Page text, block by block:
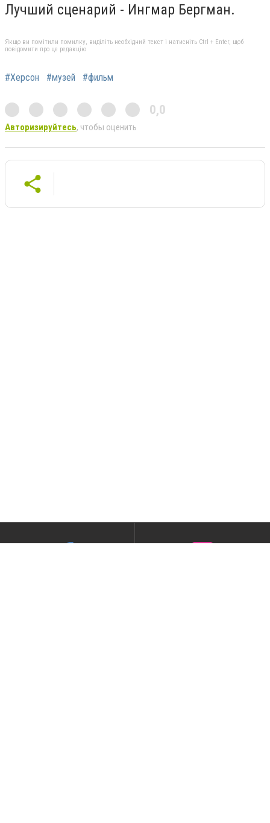
Лучший сценарий - Ингмар Бергман.
Якщо ви помітили помилку, виділіть необхідний текст і натисніть Ctrl + Enter, щоб
повідомити про це редакцію
#Херсон #музей #фильм
0,0
Авторизируйтесь, чтобы оценить